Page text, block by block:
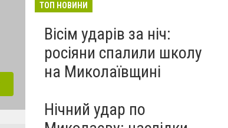
ТОП НОВИНИ
Вісім ударів за ніч:
росіяни спалили школу
на Миколаївщині
Нічний удар по